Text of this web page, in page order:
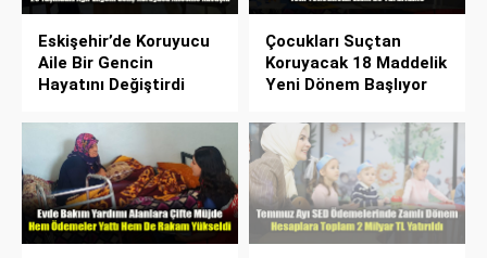
Eskişehir’de Koruyucu
Aile Bir Gencin
Hayatını Değiştirdi
Çocukları Suçtan
Koruyacak 18 Maddelik
Yeni Dönem Başlıyor